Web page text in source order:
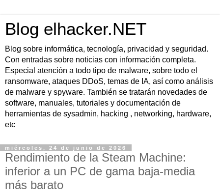
Blog elhacker.NET
Blog sobre informática, tecnología, privacidad y seguridad.
Con entradas sobre noticias con información completa.
Especial atención a todo tipo de malware, sobre todo el
ransomware, ataques DDoS, temas de IA, así como análisis
de malware y spyware. También se tratarán novedades de
software, manuales, tutoriales y documentación de
herramientas de sysadmin, hacking , networking, hardware,
etc
miércoles, 24 de junio de 2026
Rendimiento de la Steam Machine:
inferior a un PC de gama baja-media
más barato